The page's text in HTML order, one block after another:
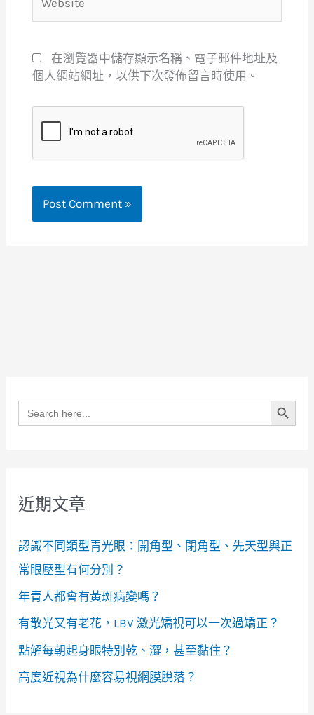
在瀏覽器中儲存顯示名稱、電子郵件地址及
個人網站網址，以供下次發佈留言時使用。
Search
for:
Search Button
近期文章
認識不同類型青光眼：開角型、閉角型、先天型與正
常眼壓型有何分別？
年青人都會有黃斑病變嗎？
有散光又有老花，LBV 激光矯視可以一次過矯正？
點解每朝起身眼特別乾、澀，甚至黏住？
高度近視為什麼容易視網膜脫落？